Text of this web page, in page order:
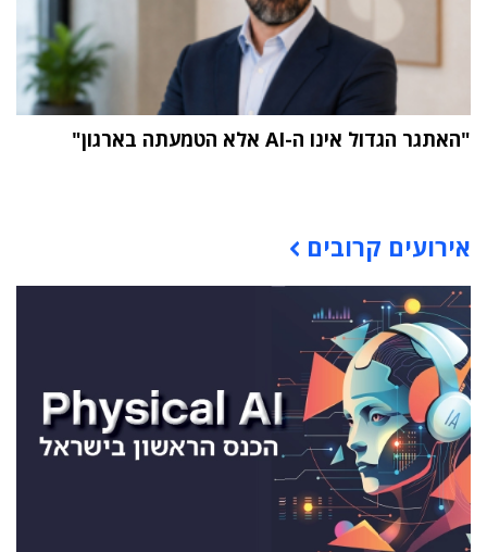
"האתגר הגדול אינו ה-AI אלא הטמעתה בארגון"
אירועים קרובים